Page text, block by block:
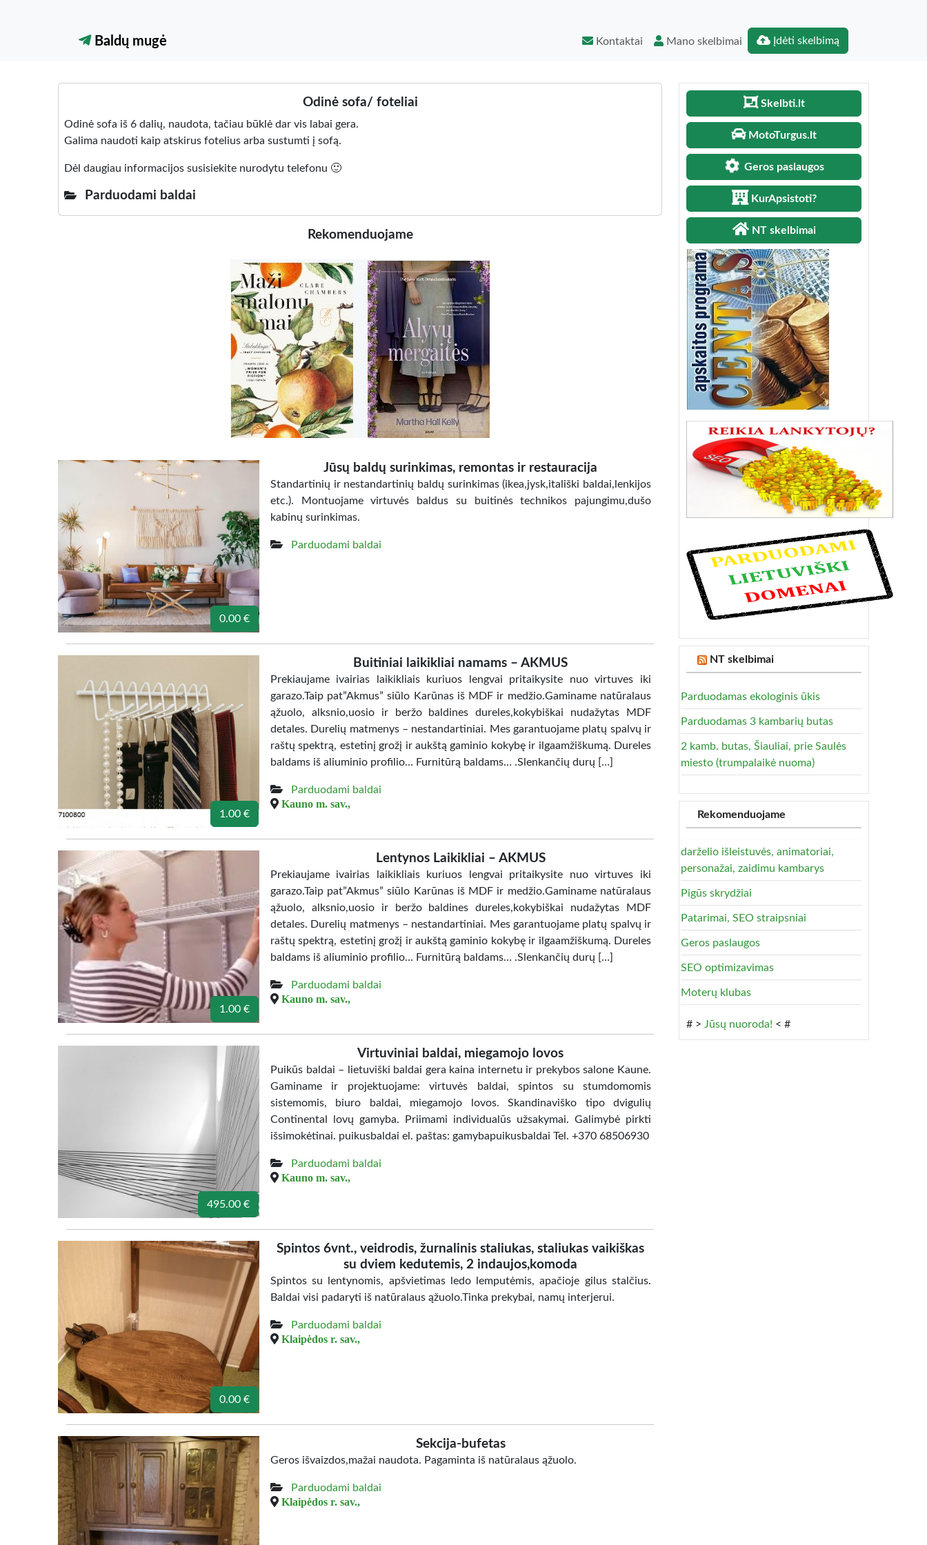
Baldų mugė Kontaktai Mano skelbimai Įdėti skelbimą
Odinė sofa/ foteliai
Odinė sofa iš 6 dalių, naudota, tačiau būklė dar vis labai gera.
Galima naudoti kaip atskirus fotelius arba sustumti į sofą.
Dėl daugiau informacijos susisiekite nurodytu telefonu 🙂
Parduodami baldai
Rekomenduojame
0.00 €
Jūsų baldų surinkimas, remontas ir restauracija
Standartinių ir nestandartinių baldų surinkimas (ikea,jysk,itališki baldai,lenkijos
etc.). Montuojame virtuvės baldus su buitinės technikos pajungimu,dušo
kabinų surinkimas.
Parduodami baldai
1.00 €
Buitiniai laikikliai namams – AKMUS
Prekiaujame ivairias laikikliais kuriuos lengvai pritaikysite nuo virtuves iki
garazo.Taip pat”Akmus” siūlo Karūnas iš MDF ir medžio.Gaminame natūralaus
ąžuolo, alksnio,uosio ir beržo baldines dureles,kokybiškai nudažytas MDF
detales. Durelių matmenys – nestandartiniai. Mes garantuojame platų spalvų ir
raštų spektrą, estetinį grožį ir aukštą gaminio kokybę ir ilgaamžiškumą. Dureles
baldams iš aliuminio profilio… Furnitūrą baldams… .Slenkančių durų […]
Parduodami baldai
Kauno m. sav.,
1.00 €
Lentynos Laikikliai – AKMUS
Prekiaujame ivairias laikikliais kuriuos lengvai pritaikysite nuo virtuves iki
garazo.Taip pat”Akmus” siūlo Karūnas iš MDF ir medžio.Gaminame natūralaus
ąžuolo, alksnio,uosio ir beržo baldines dureles,kokybiškai nudažytas MDF
detales. Durelių matmenys – nestandartiniai. Mes garantuojame platų spalvų ir
raštų spektrą, estetinį grožį ir aukštą gaminio kokybę ir ilgaamžiškumą. Dureles
baldams iš aliuminio profilio… Furnitūrą baldams… .Slenkančių durų […]
Parduodami baldai
Kauno m. sav.,
495.00 €
Virtuviniai baldai, miegamojo lovos
Puikūs baldai – lietuviški baldai gera kaina internetu ir prekybos salone Kaune.
Gaminame ir projektuojame: virtuvės baldai, spintos su stumdomomis
sistemomis, biuro baldai, miegamojo lovos. Skandinaviško tipo dvigulių
Continental lovų gamyba. Priimami individualūs užsakymai. Galimybė pirkti
išsimokėtinai. puikusbaldai el. paštas: gamybapuikusbaldai Tel. +370 68506930
Parduodami baldai
Kauno m. sav.,
0.00 €
Spintos 6vnt., veidrodis, žurnalinis staliukas, staliukas vaikiškas
su dviem kedutemis, 2 indaujos,komoda
Spintos su lentynomis, apšvietimas ledo lemputėmis, apačioje gilus stalčius.
Baldai visi padaryti iš natūralaus ąžuolo.Tinka prekybai, namų interjerui.
Parduodami baldai
Klaipėdos r. sav.,
Sekcija-bufetas
Geros išvaizdos,mažai naudota. Pagaminta iš natūralaus ąžuolo.
Parduodami baldai
Klaipėdos r. sav.,
Skelbti.lt
MotoTurgus.lt
Geros paslaugos
KurApsistoti?
NT skelbimai
NT skelbimai
Parduodamas ekologinis ūkis
Parduodamas 3 kambarių butas
2 kamb. butas, Šiauliai, prie Saulės
miesto (trumpalaikė nuoma)
Rekomenduojame
darželio išleistuvės, animatoriai,
personažai, zaidimu kambarys
Pigūs skrydžiai
Patarimai, SEO straipsniai
Geros paslaugos
SEO optimizavimas
Moterų klubas
# > Jūsų nuoroda! < #